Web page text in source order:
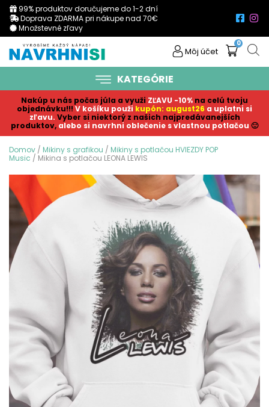
99% produktov doručujeme do 1-2 dní
Doprava ZDARMA pri nákupe nad 70€
Množstevné zľavy
Môj účet
0
KATEGÓRIE
Nakúp u nás počas júla a využi ZĽAVU -10% na celú tvoju
objednávku!!! V košíku použi kupón: august26 a uplatni si
zľavu. Vyber si niektorý z našich najpredávanejších
produktov, alebo si navrhni oblečenie s vlastnou potlačou 🙂
Domov / Mikiny s grafikou / Mikiny s potlačou HVIEZDY POP
Music / Mikina s potlačou LEONA LEWIS